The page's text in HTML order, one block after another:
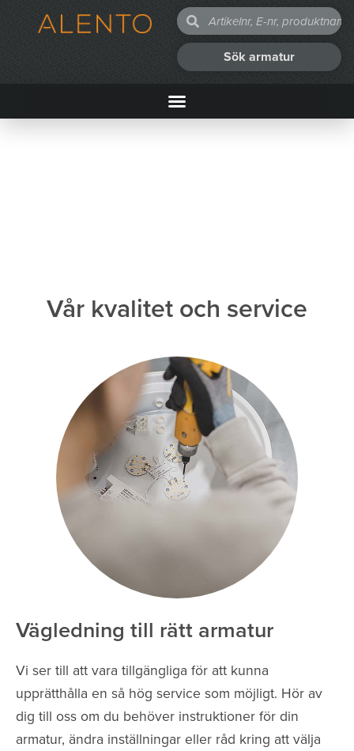
Sök armatur
Vår kvalitet och service
Vägledning till rätt armatur
Vi ser till att vara tillgängliga för att kunna
upprätthålla en så hög service som möjligt. Hör av
dig till oss om du behöver instruktioner för din
armatur, ändra inställningar eller råd kring att välja